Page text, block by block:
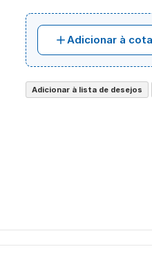
Adicionar à
Adicionar à lista de desejos